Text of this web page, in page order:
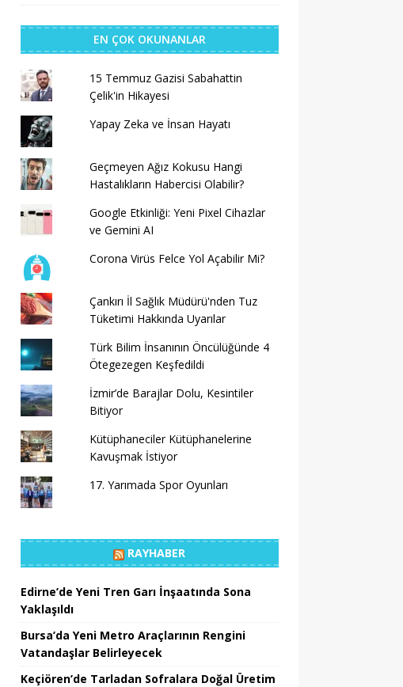
EN ÇOK OKUNANLAR
15 Temmuz Gazisi Sabahattin
Çelik'in Hikayesi
Yapay Zeka ve İnsan Hayatı
Geçmeyen Ağız Kokusu Hangi
Hastalıkların Habercisi Olabilir?
Google Etkinliği: Yeni Pixel Cihazlar
ve Gemini AI
Corona Virüs Felce Yol Açabilir Mi?
Çankırı İl Sağlık Müdürü'nden Tuz
Tüketimi Hakkında Uyarılar
Türk Bilim İnsanının Öncülüğünde 4
Ötegezegen Keşfedildi
İzmir’de Barajlar Dolu, Kesintiler
Bitiyor
Kütüphaneciler Kütüphanelerine
Kavuşmak İstiyor
17. Yarımada Spor Oyunları
RAYHABER
Edirne’de Yeni Tren Garı İnşaatında Sona
Yaklaşıldı
Bursa’da Yeni Metro Araçlarının Rengini
Vatandaşlar Belirleyecek
Keçiören’de Tarladan Sofralara Doğal Üretim